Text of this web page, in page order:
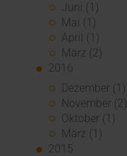
Juni (1)
Mai (1)
April (1)
März (2)
2016
Dezember (1)
November (2)
Oktober (1)
März (1)
2015